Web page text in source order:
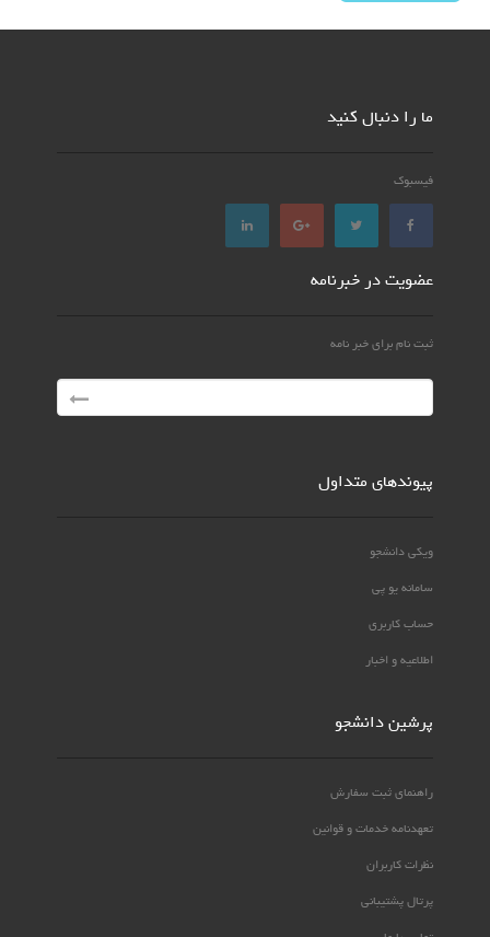
ما را دنبال کنید
فیسبوک
عضویت در خبرنامه
ثبت نام برای خبر نامه
پیوندهای متداول
ویکی دانشجو
سامانه یو پی
حساب کاربری
اطلاعیه و اخبار
پرشین دانشجو
راهنمای ثبت سفارش
تعهدنامه خدمات و قوانین
نظرات کاربران
پرتال پشتیبانی